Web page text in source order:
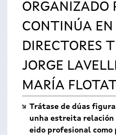
ORGANIZADO
CONTINÚA EN
DIRECTORES
JORGE
MARÍA
Trátase de dúas
unha estreita
eido profesional como